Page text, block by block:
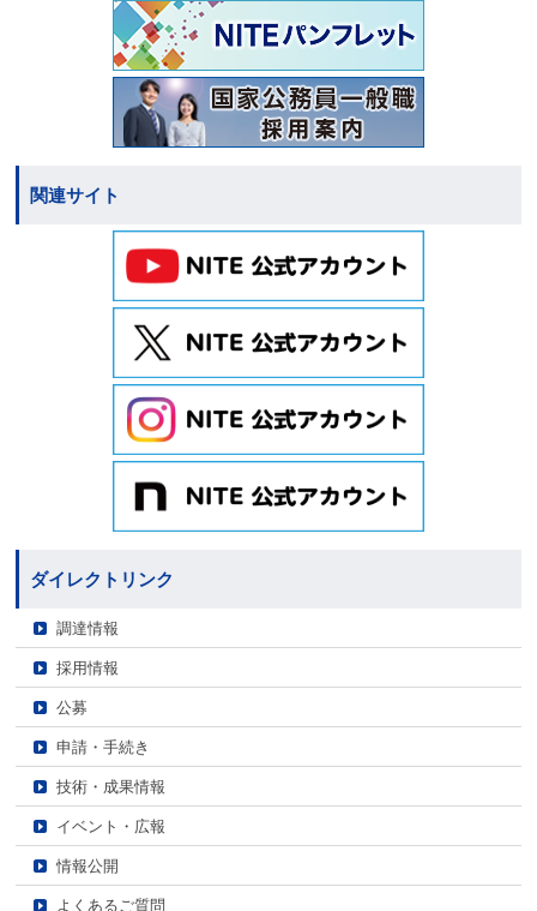
関連サイト
ダイレクトリンク
調達情報
採用情報
公募
申請・手続き
技術・成果情報
イベント・広報
情報公開
よくあるご質問